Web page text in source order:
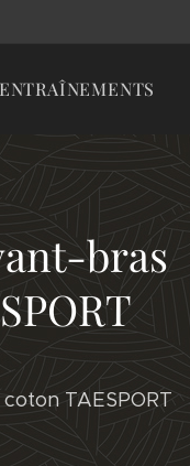
bras
TAESPORT